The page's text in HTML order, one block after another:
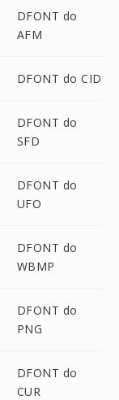
DFONT do
AFM
DFONT do CID
DFONT do
SFD
DFONT do
UFO
DFONT do
WBMP
DFONT do
PNG
DFONT do
CUR